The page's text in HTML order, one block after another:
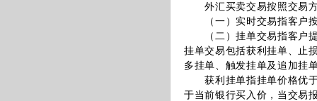
外汇买卖交易按照交易方
（一）实时交易指客户按
（二）挂单交易指客户提
挂单交易包括获利挂单、止
多挂单、触发挂单及追加挂
获利挂单指挂单价格优于
于当前银行买入价，当交易